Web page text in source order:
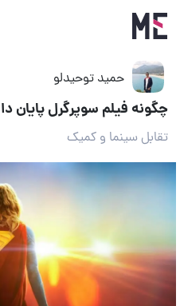
حمید توحیدلو
چگونه فیلم سوپرگرل پایان
تقابل سینما و کمیک